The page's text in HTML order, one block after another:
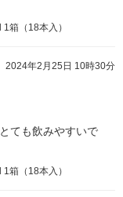
箱（18本入）
2024年2月25日 10時30分
ても飲みやすいで
箱（18本入）